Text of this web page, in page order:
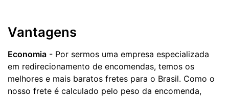
Vantagens
Economia - Por sermos uma empresa especializada
em redirecionamento de encomendas, temos os
melhores e mais baratos fretes para o Brasil. Como o
nosso frete é calculado pelo peso da encomenda,